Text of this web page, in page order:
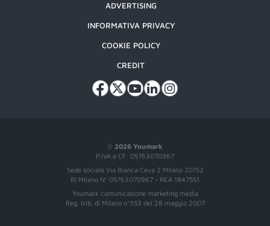
© 2026 Youmark
P.IVA e CF: 05763070967
Sede sociale Via Bianca Ceva 2 Milano 20152
RI Milano N° 05763070967 - REA 1847551
Youmark comunicazione marketing media
Reg. trib. di Milano n°353 del 28 maggio 2007
ADVERTISING
INFORMATIVA PRIVACY
COOKIE POLICY
CREDIT